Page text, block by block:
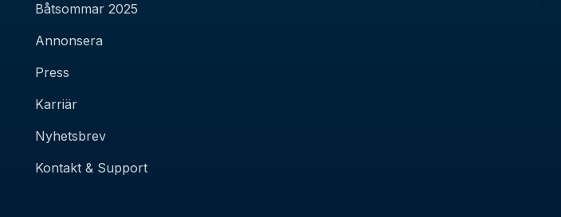
Båtsommar 2025
Annonsera
Press
Karriär
Nyhetsbrev
Kontakt & Support